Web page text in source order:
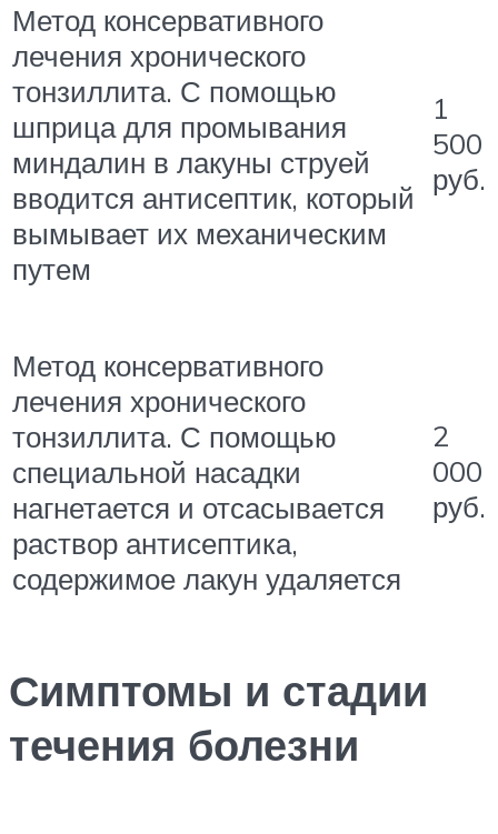
Метод консервативного
лечения хронического
тонзиллита. С помощью
шприца для промывания
миндалин в лакуны струей
вводится антисептик, который
вымывает их механическим
путем
1
500
руб.
Метод консервативного
лечения хронического
тонзиллита. С помощью
специальной насадки
нагнетается и отсасывается
раствор антисептика,
содержимое лакун удаляется
2
000
руб.
Симптомы и стадии
течения болезни